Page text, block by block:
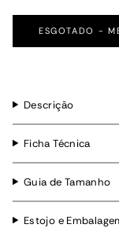
ESGOTADO -
Descrição
Ficha Técnica
Guia de Tamanho
Estojo e